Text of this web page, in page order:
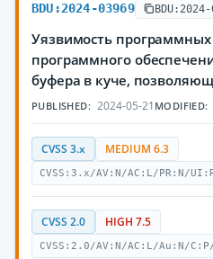
BDU:2024-03969
Уязвимость программных
программного
буфера в куче,
PUBLISHED: 2024-05-21 MODIFIED:
CVSS 3.x MEDIUM 6.3
CVSS:3.x/AV:N/AC:L/PR:N/
CVSS 2.0 HIGH 7.5
CVSS:2.0/AV:N/AC:L/Au:N/